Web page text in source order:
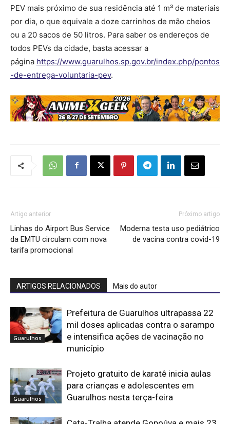
PEV mais próximo de sua residência até 1 m³ de materiais
por dia, o que equivale a doze carrinhos de mão cheios
ou a 20 sacos de 50 litros. Para saber os endereços de
todos PEVs da cidade, basta acessar a
página https://www.guarulhos.sp.gov.br/index.php/pontos
-de-entrega-voluntaria-pev.
Artigo anterior
Linhas do Airport Bus Service
da EMTU circulam com nova
tarifa promocional
Próximo artigo
Moderna testa uso pediátrico
de vacina contra covid-19
ARTIGOS RELACIONADOS Mais do autor
Guarulhos
Prefeitura de Guarulhos ultrapassa 22
mil doses aplicadas contra o sarampo
e intensifica ações de vacinação no
município
Guarulhos
Projeto gratuito de karatê inicia aulas
para crianças e adolescentes em
Guarulhos nesta terça-feira